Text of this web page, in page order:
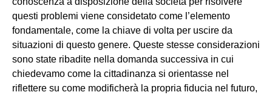
questi problemi viene considetato come l’elemento
fondamentale, come la chiave di volta per uscire da
situazioni di questo genere. Queste stesse considerazioni
sono state ribadite nella domanda successiva in cui
chiedevamo come la cittadinanza si orientasse nel
riflettere su come modificherà la propria fiducia nel futuro,